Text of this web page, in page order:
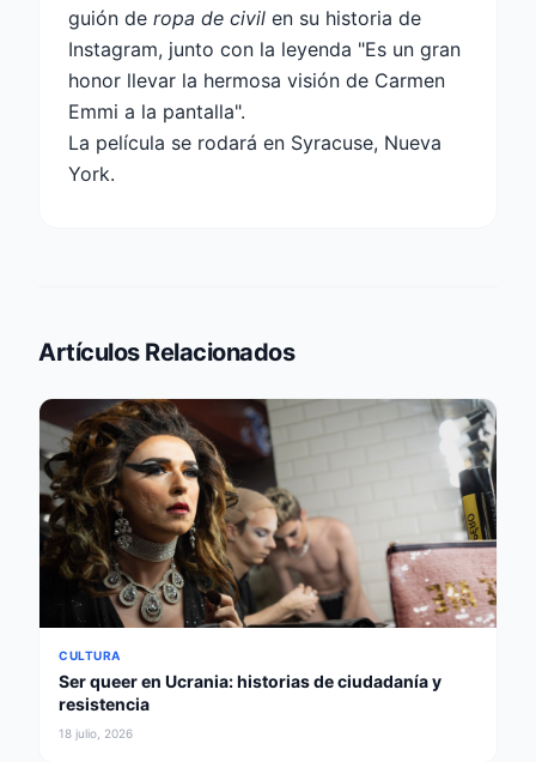
guión de ropa de civil en su historia de
Instagram, junto con la leyenda "Es un gran
honor llevar la hermosa visión de Carmen
Emmi a la pantalla".
La película se rodará en Syracuse, Nueva
York.
Artículos Relacionados
CULTURA
Ser queer en Ucrania: historias de ciudadanía y
resistencia
18 julio, 2026